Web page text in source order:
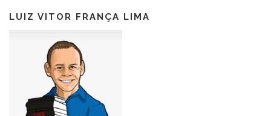
LUIZ VITOR FRANÇA LIMA